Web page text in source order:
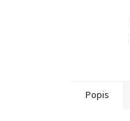
Popis